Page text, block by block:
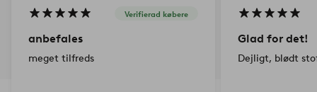
Verifierad købere
anbefales
meget tilfreds
Glad for det!
Dejligt, blødt